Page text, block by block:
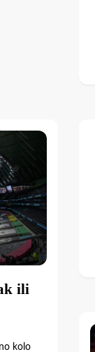
ili
kolo